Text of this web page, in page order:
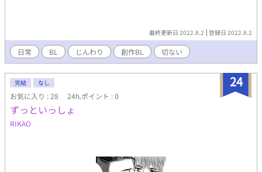
最終更新日 2022.8.2 登録日 2022.8.2
日常 BL じんわり 創作BL 切ない
24
完結 なし
お気に入り : 28 24h.ポイント : 0
ずっといっしょ
RIKAO